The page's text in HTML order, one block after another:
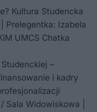
Kultura Studencka
Prelegentka: Izabela
UMCS Chatka
Studenckiej –
i kadry
Sala Widowiskowa |